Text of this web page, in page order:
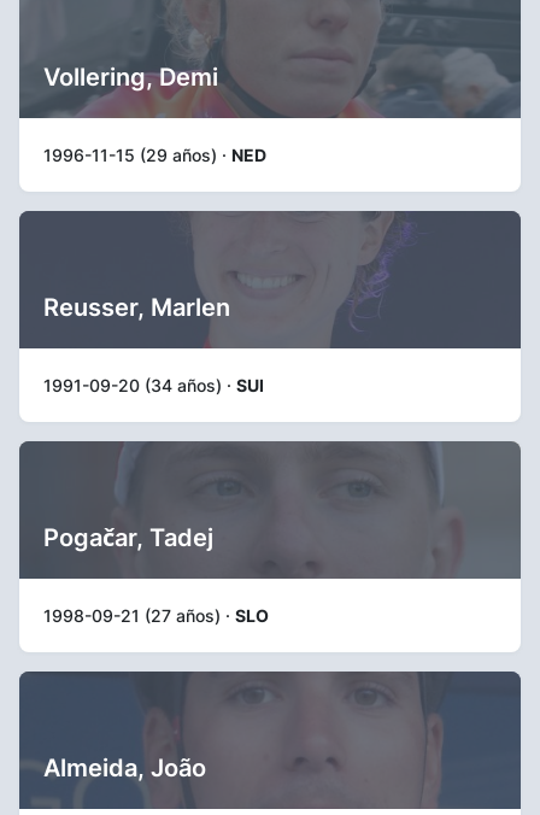
Vollering, Demi
1996-11-15 (29 años) · NED
Reusser, Marlen
1991-09-20 (34 años) · SUI
Pogačar, Tadej
1998-09-21 (27 años) · SLO
Almeida, João